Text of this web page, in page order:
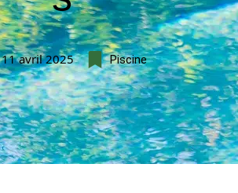
11 avril 2025 Piscine